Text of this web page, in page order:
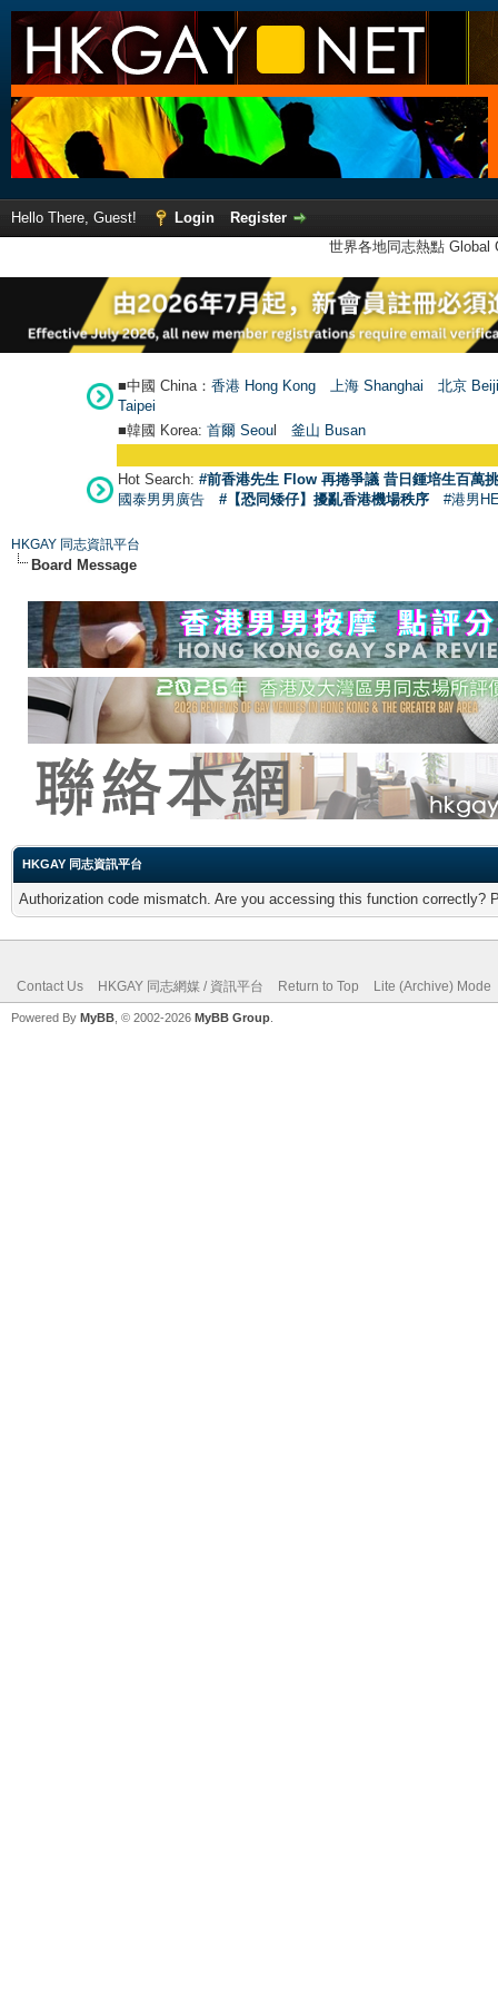
Hello There, Guest! Login
Register
世界各地同志熱點
■中國 China： 香港 Hong Kong 上海 Shanghai
北京
Taipei
■韓國 Korea: 首爾 Seoul 釜山 Busan
Hot Search: #前香港先生 Flow 再捲爭議 昔日鍾培生百萬
國泰男男廣告
#【恐同矮仔】擾亂香港機場秩序 #港男
HKGAY 同志資訊平台
Board Message
HKGAY 同志資訊平台
Authorization code mismatch. Are you accessing this function correctly?
Contact Us HKGAY 同志網媒 / 資訊平台 Return to Top Lite (Archive) Mode
Powered By MyBB , © 2002-2026 MyBB Group